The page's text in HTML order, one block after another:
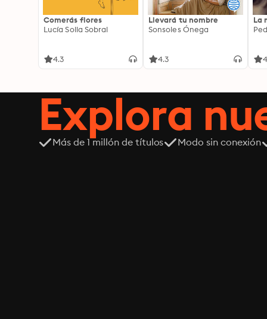
Comerás flores
Lucía Solla Sobral
4.3
Llevará tu nombre
Sonsoles Ónega
4.3
La
Explora
Más de 1 millón de títulos Modo sin conexión